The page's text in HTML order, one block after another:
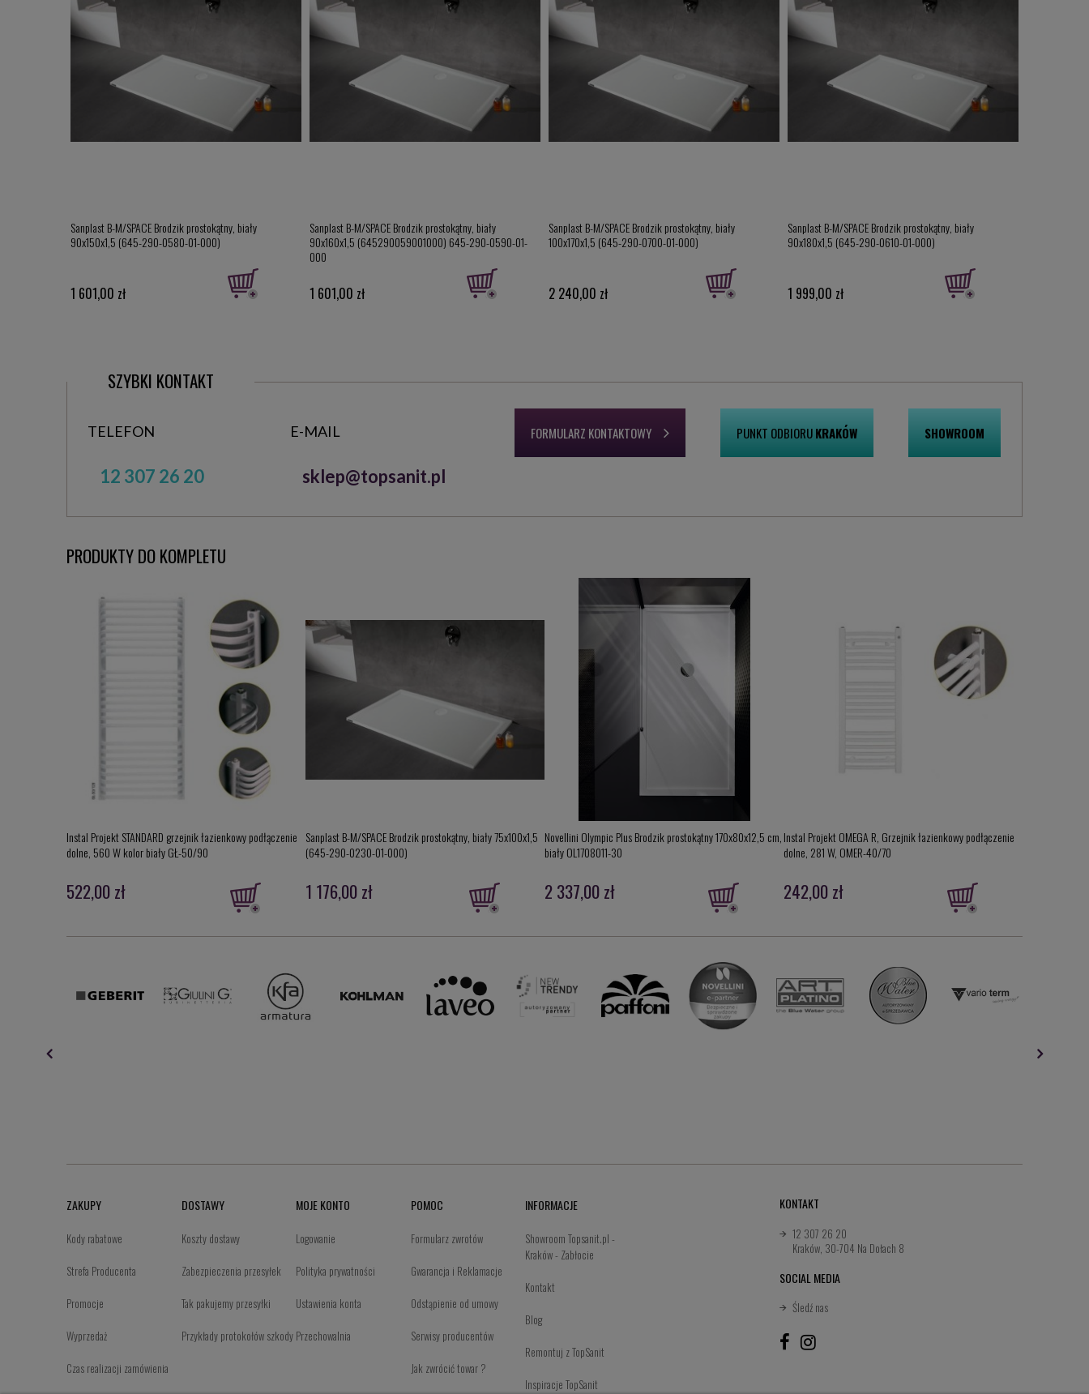
Sanplast B-M/SPACE Brodzik prostokątny, biały
90x150x1,5 (645-290-0580-01-000)
1 601,00 zł
Sanplast B-M/SPACE Brodzik prostokątny, biały
90x160x1,5 (645290059001000) 645-290-0590-01-
000
1 601,00 zł
Sanplast B-M/SPACE Brodzik prostokątny, biały
100x170x1,5 (645-290-0700-01-000)
2 240,00 zł
Sanplast B-M/SPACE Brodzik prostokątny, biały
90x180x1,5 (645-290-0610-01-000)
1 999,00 zł
SZYBKI KONTAKT
TELEFON
12 307 26 20
E-MAIL
sklep@topsanit.pl
FORMULARZ KONTAKTOWY PUNKT ODBIORUKRAKÓW SHOWROOM
PRODUKTY DO KOMPLETU
Instal Projekt STANDARD grzejnik łazienkowy podłączenie
dolne, 560 W kolor biały GŁ-50/90
522,00 zł
Sanplast B-M/SPACE Brodzik prostokątny, biały 75x100x1,5
(645-290-0230-01-000)
1 176,00 zł
Novellini Olympic Plus Brodzik prostokątny 170x80x12,5 cm,
biały OL1708011-30
2 337,00 zł
Instal Projekt OMEGA R, Grzejnik łazienkowy podłączenie
dolne, 281 W, OMER-40/70
242,00 zł
ZAKUPY
Kody rabatowe
Strefa Producenta
Promocje
Wyprzedaż
Czas realizacji zamówienia
DOSTAWY
Koszty dostawy
Zabezpieczenia przesyłek
Tak pakujemy przesyłki
Przykłady protokołów szkody
MOJE KONTO
Logowanie
Polityka prywatności
Ustawienia konta
Przechowalnia
POMOC
Formularz zwrotów
Gwarancja i Reklamacje
Odstąpienie od umowy
Serwisy producentów
Jak zwrócić towar ?
INFORMACJE
Showroom Topsanit.pl -
Kraków - Zabłocie
Kontakt
Blog
Remontuj z TopSanit
Inspiracje TopSanit
KONTAKT
12 307 26 20
Kraków, 30-704 Na Dołach 8
SOCIAL MEDIA
Śledź nas